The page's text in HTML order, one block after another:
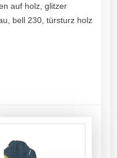
auf holz, glitzer
bell 230, türsturz holz